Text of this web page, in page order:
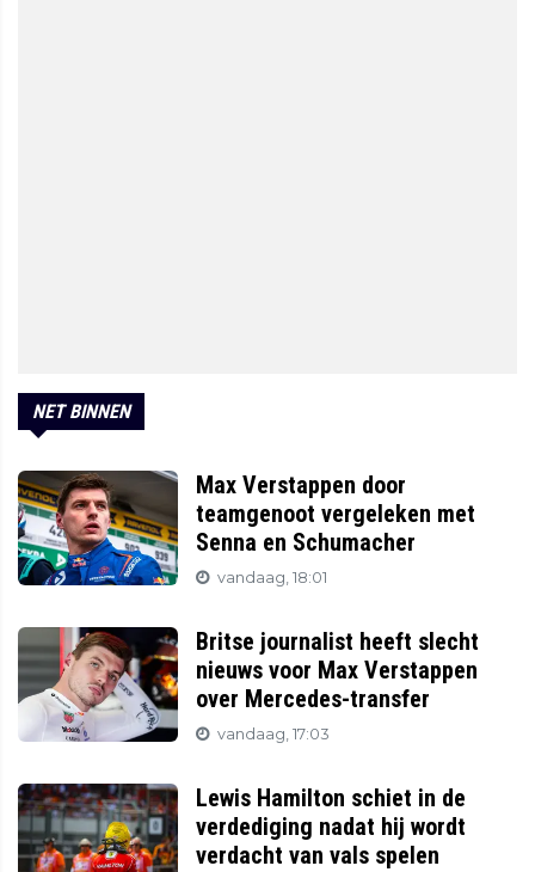
NET BINNEN
Max Verstappen door
teamgenoot vergeleken met
Senna en Schumacher
vandaag, 18:01
Britse journalist heeft slecht
nieuws voor Max Verstappen
over Mercedes-transfer
vandaag, 17:03
Lewis Hamilton schiet in de
verdediging nadat hij wordt
verdacht van vals spelen